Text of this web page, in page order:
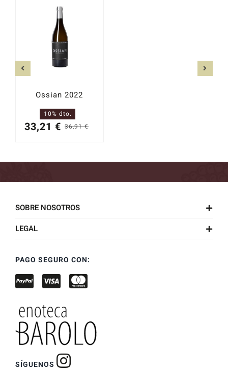
Ossian 2022
36,91€
original
33,21 €
actual
10% dto.
SOBRE NOSOTROS
LEGAL
PAGO SEGURO CON:
SÍGUENOS